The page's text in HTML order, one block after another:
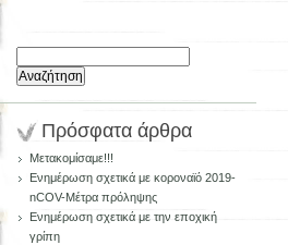
για:
Πρόσφατα άρθρα
Μετακομίσαμε!!!
Ενημέρωση σχετικά με κοροναϊό 2019-
nCOV-Μέτρα πρόληψης
Ενημέρωση σχετικά με την εποχική
γρίπη